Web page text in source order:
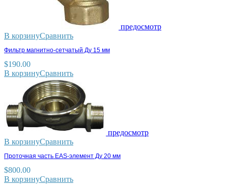
предосмотр
В корзинуСравнить
Фильтр магнитно-сетчатый Ду 15 мм
$190.00
В корзинуСравнить
предосмотр
В корзинуСравнить
Проточная часть EAS-элемент Ду 20 мм
$800.00
В корзинуСравнить